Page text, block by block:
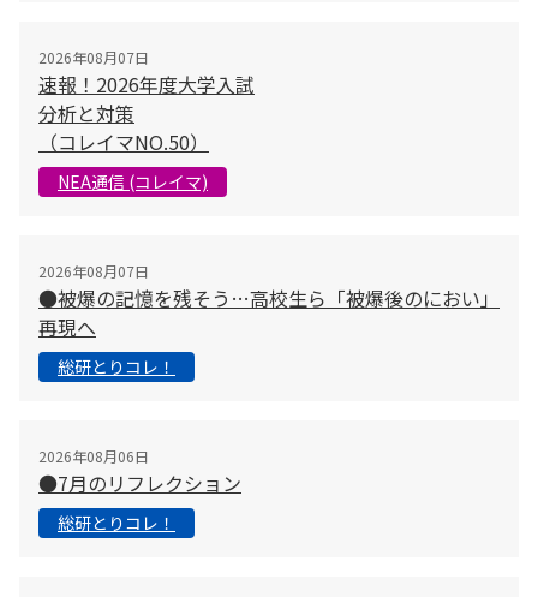
2026年08月07日
速報！2026年度大学入試
分析と対策
（コレイマNO.50）
NEA通信 (コレイマ)
2026年08月07日
●被爆の記憶を残そう…高校生ら「被爆後のにおい」
再現へ
総研とりコレ！
2026年08月06日
●7月のリフレクション
総研とりコレ！